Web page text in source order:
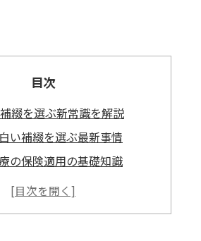
目次
綴を選ぶ新常識を解説
い補綴を選ぶ最新事情
の保険適用の基礎知識
なる補綴の選び方解説